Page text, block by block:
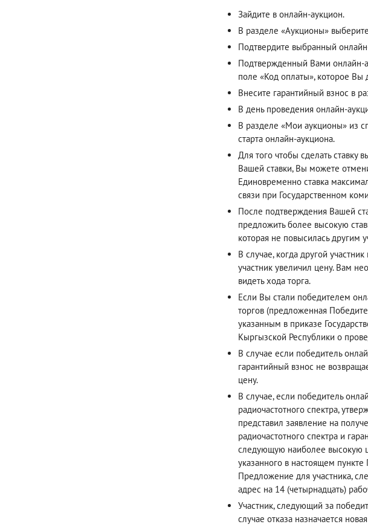
Зайдите в онлайн-аукцион.
В разделе «Аукционы»
Подтвердите выбранный
Подтвержденный Вами онлайн-
поле «Код оплаты», которое Вы
Внесите гарантийный взнос в
В день проведения онлайн-
В разделе «Мои аукционы» из
старта онлайн-аукциона.
Для того чтобы сделать
Вашей ставки, Вы можете
Единовременно ставка
связи при Государственном
После подтверждения Вашей
предложить более высокую
которая не повысилась другим
В случае, когда другой
участник увеличил цену. Вам
видеть хода торга.
Если Вы стали победителем
торгов (предложенная
указанным в приказе
Кыргызской Республики о
В случае если победитель
гарантийный взнос не
цену.
В случае, если победитель
радиочастотного спектра,
представил заявление на
радиочастотного спектра и
следующую наиболее высокую
указанного в настоящем
Предложение для участника,
адрес на 14 (четырнадцать)
Участник, следующий за
случае отказа назначается